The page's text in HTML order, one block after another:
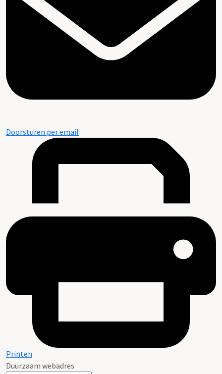
Doorsturen per email
Printen
Duurzaam webadres